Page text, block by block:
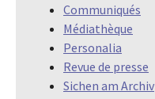
Communiqués
Médiathèque
Personalia
Revue de presse
Sichen am Archiv